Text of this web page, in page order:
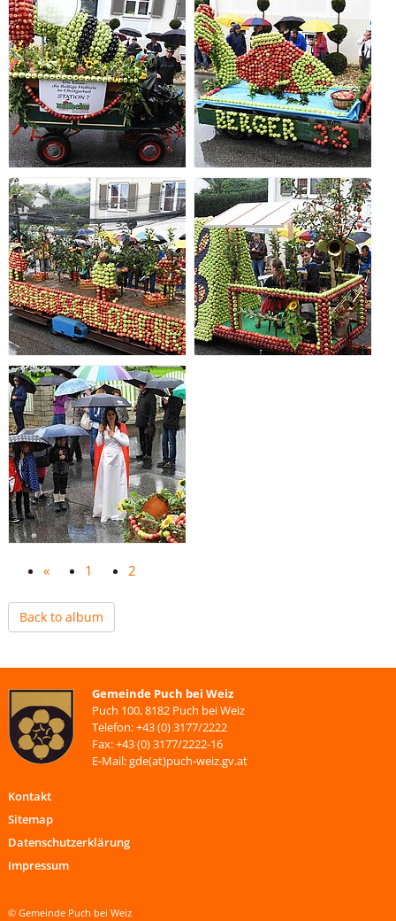
« 1 2
Back to album
Gemeinde Puch bei Weiz
Puch 100, 8182 Puch bei Weiz
Telefon: +43 (0) 3177/2222
Fax: +43 (0) 3177/2222-16
E-Mail: gde(at)puch-weiz.gv.at
Kontakt
Sitemap
Datenschutzerklärung
Impressum
© Gemeinde Puch bei Weiz